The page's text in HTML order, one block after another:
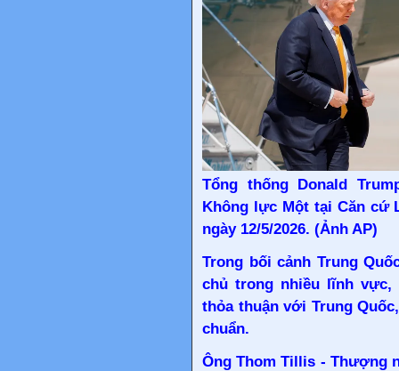
Tổng thống Donald
Không lực Một tại Căn cứ
ngày 12/5/2026. (Ảnh AP)
Trong bối cảnh Trung
chủ trong nhiều lĩnh vực,
thỏa thuận với Trung
chuẩn.
Ông Thom Tillis - Thượng